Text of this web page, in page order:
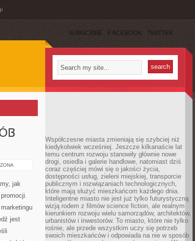
SUBSCRIBE FACEBOOK TWITTER
jak
jest
Współczesne miasta zmieniają się szybciej niż
kiedykolwiek wcześniej. Jeszcze kilkanaście lat
temu centrum rozwoju stanowiły głównie nowe
drogi, osiedla i galerie handlowe, natomiast dziś
coraz częściej mówi się o jakości życia,
dostępności usług, zieleni miejskiej, transporcie
publicznym i rozwiązaniach technologicznych,
które mają służyć mieszkańcom każdego dnia.
Inteligentne miasto nie jest już tylko futurystyczną
wizją rodem z filmów science fiction, ale realnym
kierunkiem rozwoju wielu samorządów, architektów,
urbanistów i inwestorów. To miasto, które nie tylko
rośnie, ale przede wszystkim uczy się potrzeb
swoich mieszkańców i odpowiada na nie w sposób